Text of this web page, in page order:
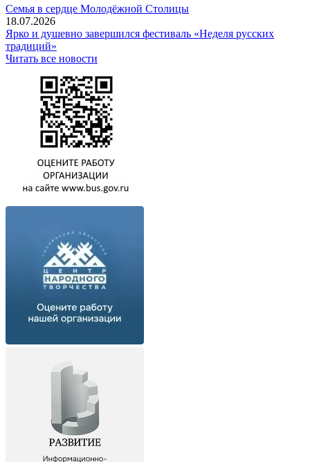
Семья в сердце Молодёжной Столицы
18.07.2026
Ярко и душевно завершился фестиваль «Неделя русских
традиций»
Читать все новости